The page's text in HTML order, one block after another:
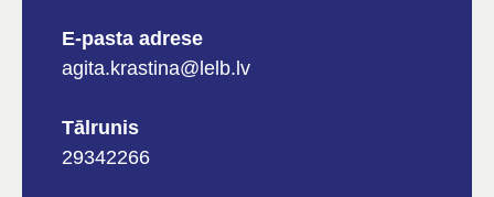
E-pasta adrese
agita.krastina@lelb.lv
Tālrunis
29342266